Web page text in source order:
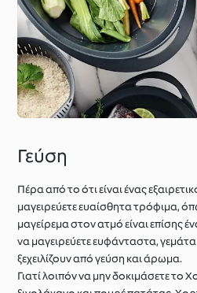
Γεύση
Πέρα από το ότι είναι ένας
μαγειρεύετε ευαίσθητα τρόφιμα,
μαγείρεμα στον ατμό είναι επίσης
να μαγειρεύετε ευφάνταστα,
ξεχειλίζουν από γεύση και άρωμα.
Γιατί λοιπόν να μην δοκιμάσετε το